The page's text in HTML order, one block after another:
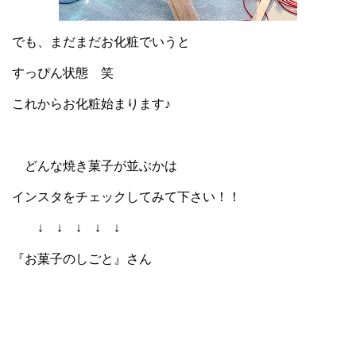
でも、まだまだお化粧でいうと
すっぴん状態 笑
これからお化粧始まります♪
どんな焼き菓子が並ぶかは
インスタをチェックしてみて下さい！！
↓ ↓ ↓ ↓ ↓
『お菓子のしごと 』さん